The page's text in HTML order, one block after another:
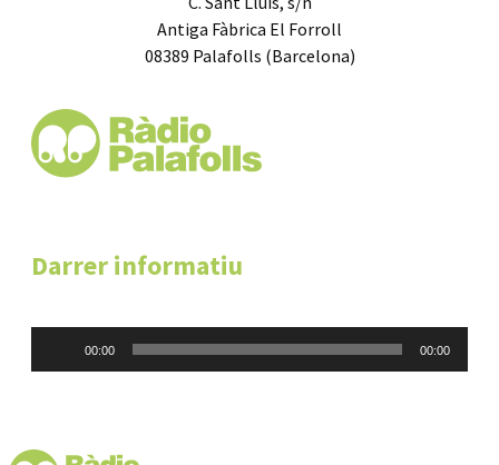
Antiga Fàbrica El Forroll
08389 Palafolls (Barcelona)
Darrer informatiu
00:00 00:00